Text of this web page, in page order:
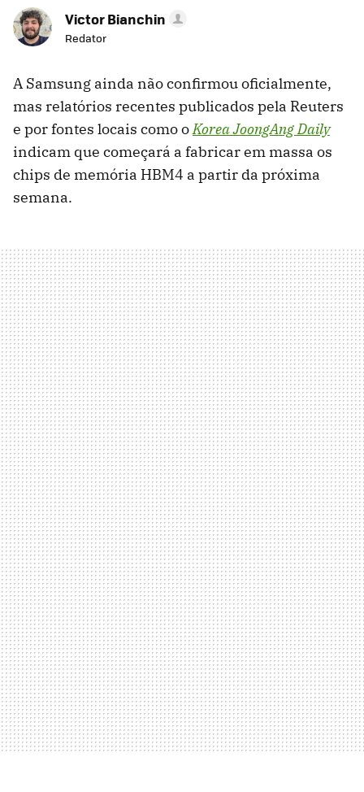
Victor Bianchin
Redator
A Samsung ainda não confirmou oficialmente,
mas relatórios recentes publicados pela Reuters
e por fontes locais como oKorea JoongAng Daily
indicam que começará a fabricar em massa os
chips de memória HBM4 a partir da próxima
semana.